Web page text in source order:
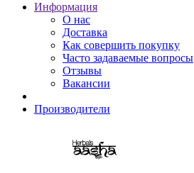
Информация
О нас
Доставка
Как совершить покупку
Часто задаваемые вопросы
Отзывы
Вакансии
Производители